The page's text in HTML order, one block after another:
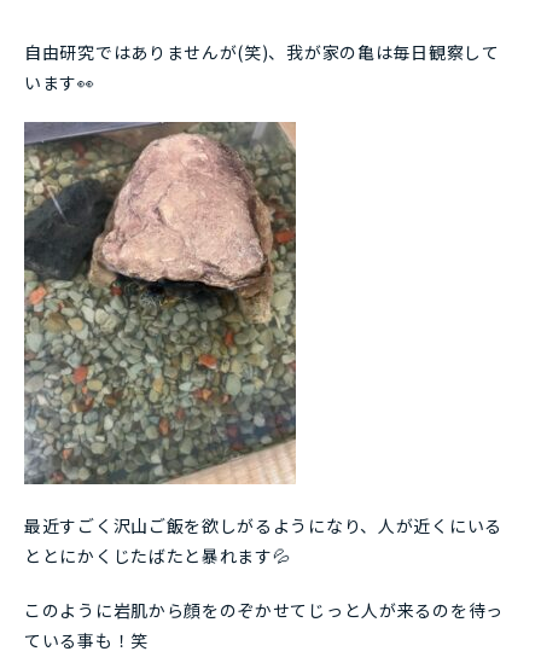
自由研究ではありませんが(笑)、我が家の亀は毎日観察して
います👀
最近すごく沢山ご飯を欲しがるようになり、人が近くにいる
ととにかくじたばたと暴れます💦
このように岩肌から顔をのぞかせてじっと人が来るのを待っ
ている事も！笑